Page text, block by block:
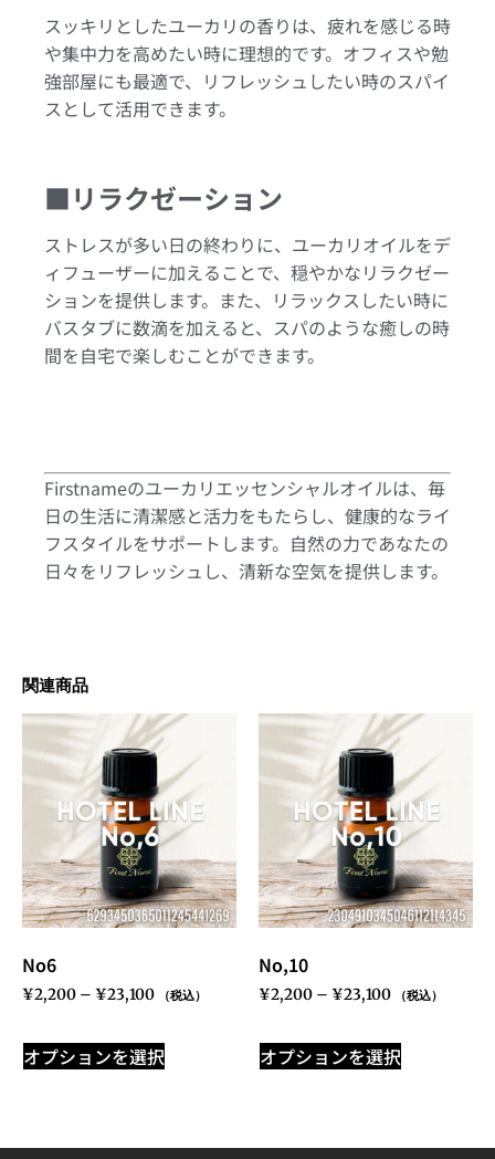
スッキリとしたユーカリの香りは、疲れを感じる時
や集中力を高めたい時に理想的です。オフィスや勉
強部屋にも最適で、リフレッシュしたい時のスパイ
スとして活用できます。
■リラクゼーション
ストレスが多い日の終わりに、ユーカリオイルをデ
ィフューザーに加えることで、穏やかなリラクゼー
ションを提供します。また、リラックスしたい時に
バスタブに数滴を加えると、スパのような癒しの時
間を自宅で楽しむことができます。
Firstnameのユーカリエッセンシャルオイルは、毎
日の生活に清潔感と活力をもたらし、健康的なライ
フスタイルをサポートします。自然の力であなたの
日々をリフレッシュし、清新な空気を提供します。
関連商品
No6
¥2,200 – ¥23,100 （税込）
オプションを選択
No,10
¥2,200 – ¥23,100 （税込）
オプションを選択